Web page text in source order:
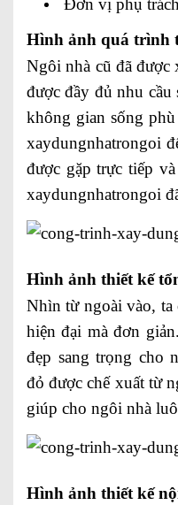
Đơn vị phụ
Hình ảnh quá trình
Ngôi nhà cũ đã được
được đầy đủ nhu
không gian sống
xaydungnhatrongoi
được gặp trực tiếp
xaydungnhatrongoi
Hình ảnh thiết kế
Nhìn từ ngoài vào, ta
hiện đại mà đơn
đẹp sang trọng cho
đỏ được chế xuất từ
giúp cho ngôi nhà
Hình ảnh thiết kế